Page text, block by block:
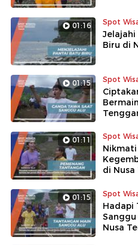
01:16 Spot
Biru di
01:15 Spot
01:11 Spot
di
01:15 Spot
Hadapi
Sanggu
Nusa